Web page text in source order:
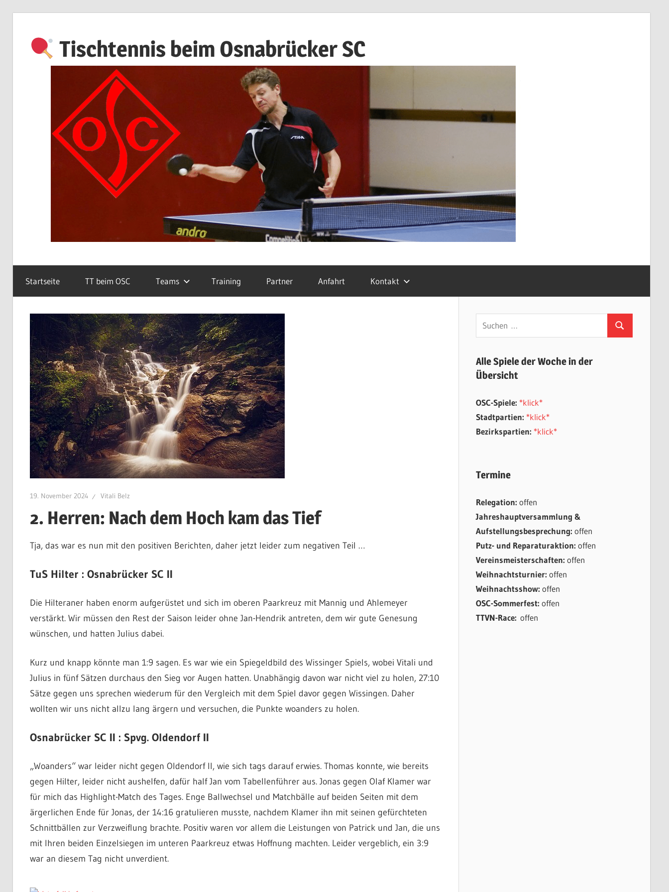
springen
Tischtennis beim Osnabrücker SC
Startseite TT beim OSC Teams Training Partner Anfahrt Kontakt
19. November 2024 Vitali Belz
2. Herren: Nach dem Hoch kam das Tief
Tja, das war es nun mit den positiven Berichten, daher jetzt leider zum negativen Teil …
TuS Hilter : Osnabrücker SC II
Die Hilteraner haben enorm aufgerüstet und sich im oberen Paarkreuz mit Mannig und Ahlemeyer
verstärkt. Wir müssen den Rest der Saison leider ohne Jan-Hendrik antreten, dem wir gute Genesung
wünschen, und hatten Julius dabei.
Kurz und knapp könnte man 1:9 sagen. Es war wie ein Spiegeldbild des Wissinger Spiels, wobei Vitali und
Julius in fünf Sätzen durchaus den Sieg vor Augen hatten. Unabhängig davon war nicht viel zu holen, 27:10
Sätze gegen uns sprechen wiederum für den Vergleich mit dem Spiel davor gegen Wissingen. Daher
wollten wir uns nicht allzu lang ärgern und versuchen, die Punkte woanders zu holen.
Osnabrücker SC II : Spvg. Oldendorf II
„Woanders“ war leider nicht gegen Oldendorf II, wie sich tags darauf erwies. Thomas konnte, wie bereits
gegen Hilter, leider nicht aushelfen, dafür half Jan vom Tabellenführer aus. Jonas gegen Olaf Klamer war
für mich das Highlight-Match des Tages. Enge Ballwechsel und Matchbälle auf beiden Seiten mit dem
ärgerlichen Ende für Jonas, der 14:16 gratulieren musste, nachdem Klamer ihn mit seinen gefürchteten
Schnittbällen zur Verzweiflung brachte. Positiv waren vor allem die Leistungen von Patrick und Jan, die uns
mit Ihren beiden Einzelsiegen im unteren Paarkreuz etwas Hoffnung machten. Leider vergeblich, ein 3:9
war an diesem Tag nicht unverdient.
Suchen
nach:
Suchen
Alle Spiele der Woche in der
Übersicht
OSC-Spiele: *klick*
Stadtpartien: *klick*
Bezirkspartien: *klick*
Termine
Relegation: offen
Jahreshauptversammlung &
Aufstellungsbesprechung: offen
Putz- und Reparaturaktion: offen
Vereinsmeisterschaften: offen
Weihnachtsturnier: offen
Weihnachtsshow: offen
OSC-Sommerfest: offen
TTVN-Race: offen